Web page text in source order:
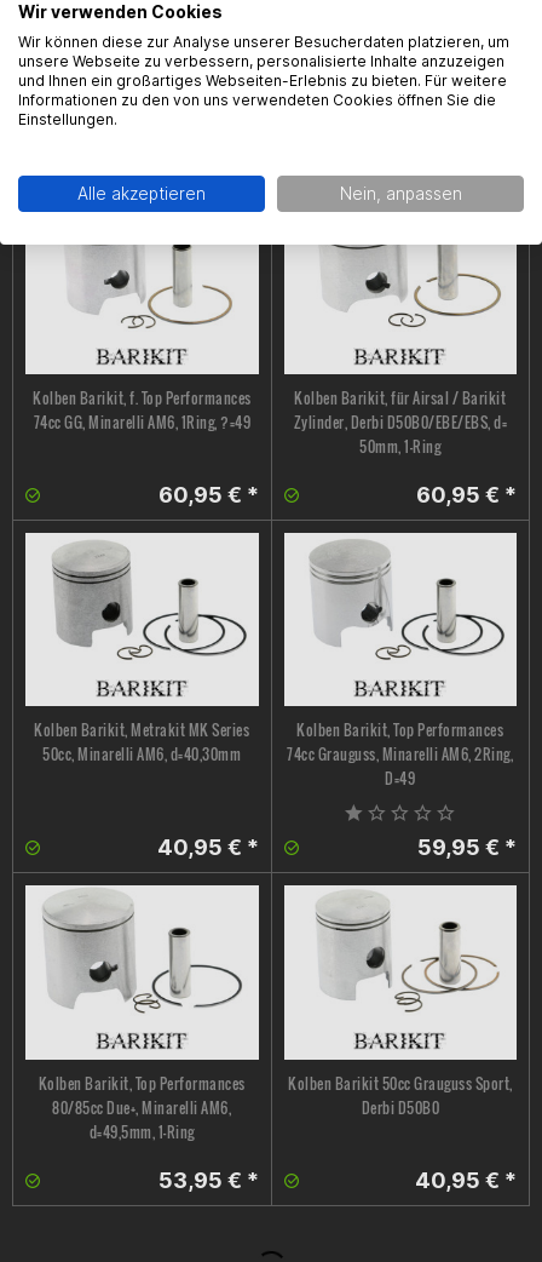
Kolben Barikit, Airsal / Barikit
Zylinder, Minarelli AM6 , d= 50,00mm,
1-Ring
Kolben Barikit, Airsal / Barikit
Zylinder, Minarelli AM6 , d= 50,00mm,
2-Ring
Kolben Barikit, f. Top Performances
74cc GG, Minarelli AM6, 1Ring, ?=49
60,95 € *
Kolben Barikit, für Airsal / Barikit
Zylinder, Derbi D50B0/EBE/EBS, d=
50mm, 1-Ring
60,95 € *
Kolben Barikit, Metrakit MK Series
50cc, Minarelli AM6, d=40,30mm
40,95 € *
Kolben Barikit, Top Performances
74cc Grauguss, Minarelli AM6, 2Ring,
D=49
59,95 € *
Kolben Barikit, Top Performances
80/85cc Due+, Minarelli AM6,
d=49,5mm, 1-Ring
53,95 € *
Kolben Barikit 50cc Grauguss Sport,
Derbi D50B0
40,95 € *
Wir verwenden Cookies
Wir können diese zur Analyse unserer Besucherdaten platzieren, um
unsere Webseite zu verbessern, personalisierte Inhalte anzuzeigen
und Ihnen ein großartiges Webseiten-Erlebnis zu bieten. Für weitere
Informationen zu den von uns verwendeten Cookies öffnen Sie die
Einstellungen.
Alle akzeptieren Nein, anpassen